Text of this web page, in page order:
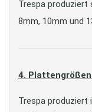
Trespa
8mm, 10mm und
4.
Trespa produziert